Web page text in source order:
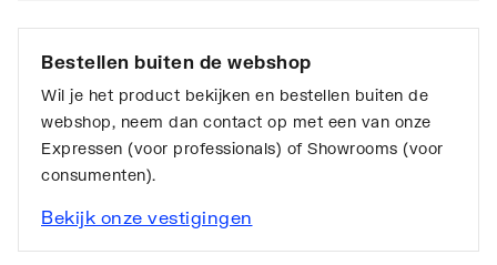
Bestellen buiten de webshop
Wil je het product bekijken en bestellen buiten de
webshop, neem dan contact op met een van onze
Expressen (voor professionals) of Showrooms (voor
consumenten).
Bekijk onze vestigingen